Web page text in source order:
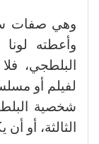
وهي صفات
وأعطته لونا
البلطجي،
لفيلم أو
شخصية
الثالثة، أو